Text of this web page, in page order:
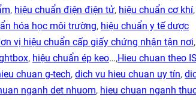
, hiệu chuẩn điện điện tử, hiệu chuẩn cơ khí,
hóa học môi trường, hiệu chuẩn y tế dược
vị hiệu chuẩn cấp giấy chứng nhận tận nơi,
, hiệu chuẩn ép keo…,Hieu chuan theo
chuan g-tech, dich vu hieu chuan uy tín,
nganh det nhuom, hieu chuan nganh